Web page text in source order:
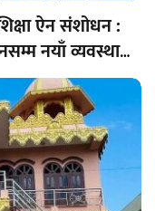
ऐन संशोधन :
नयाँ व्यवस्था